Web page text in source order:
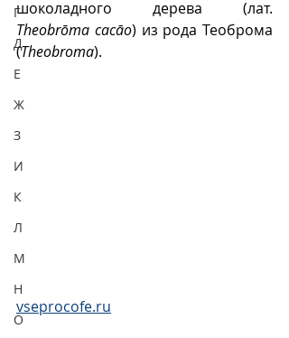
Г
Д
Е
Ж
З
И
К
Л
М
Н
О
Theobrōma cacāo) из рода Теоброма
(Theobroma).
vseprocofe.ru